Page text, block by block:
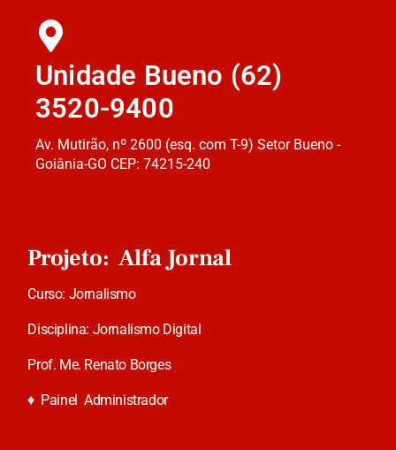
Unidade Bueno (62)
3520-9400
Av. Mutirão, nº 2600 (esq. com T-9) Setor Bueno -
Goiânia-GO CEP: 74215-240
Projeto: Alfa Jornal
Curso: Jornalismo
Disciplina: Jornalismo Digital
Prof. Me. Renato Borges
♦ Painel Administrador